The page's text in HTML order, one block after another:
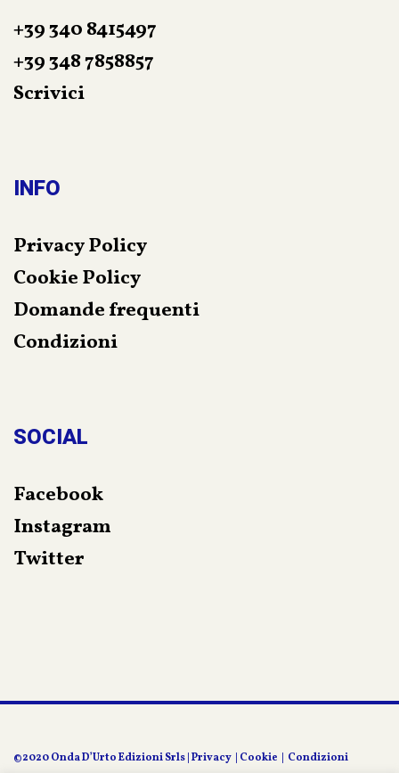
+39 340 8415497
+39 348 7858857
Scrivici
INFO
Privacy Policy
Cookie Policy
Domande frequenti
Condizioni
SOCIAL
Facebook
Instagram
Twitter
©2020 Onda D’Urto Edizioni Srls | Privacy Cookie Condizioni